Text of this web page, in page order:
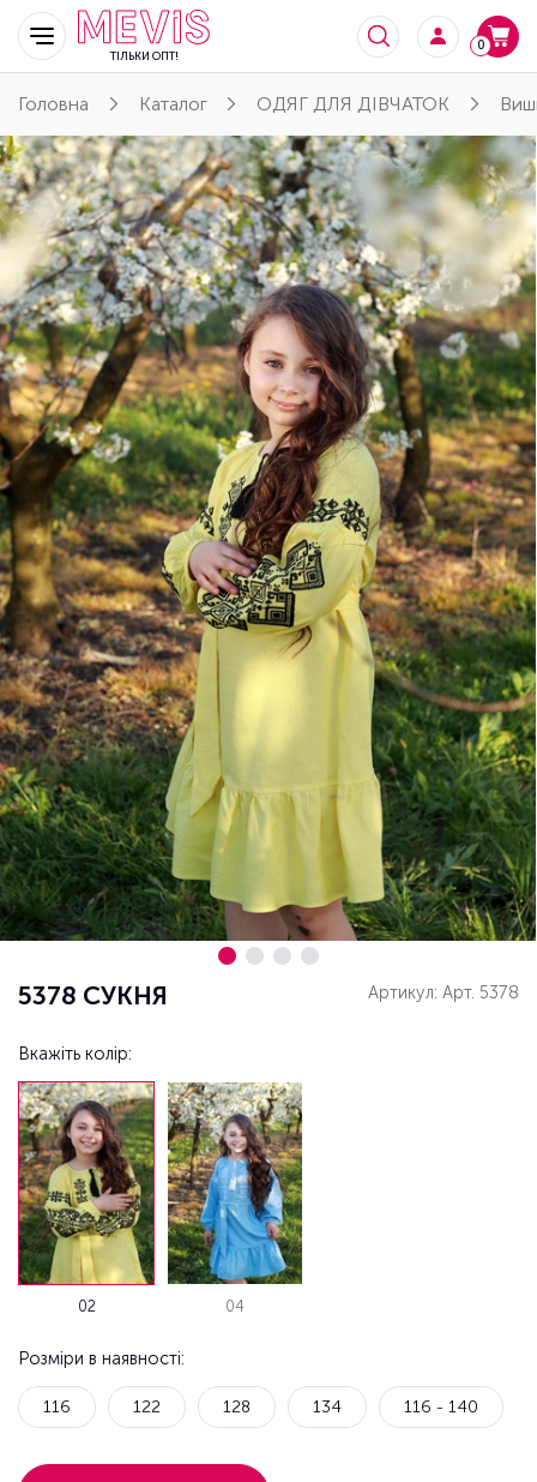
ТІЛЬКИ ОПТ!
0
Головна Каталог ОДЯГ ДЛЯ ДІВЧАТОК
5378 СУКНЯ Артикул: Арт. 5378
Вкажіть колір:
02 04
Розміри в наявності:
116 122 128 134 116 - 140